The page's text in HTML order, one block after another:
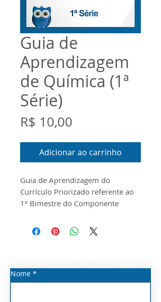
Guia de
Aprendizagem
de Química (1ª
Série)
R$ 10,00
Adicionar ao carrinho
Guia de Aprendizagem do
Currículo Priorizado referente ao
1º Bimestre do Componente
Série do Novo Ensino Médio.
O documento foi
Material Digital disponibilizados
pela Seduc/SP para o ano de 2026.
Nome *